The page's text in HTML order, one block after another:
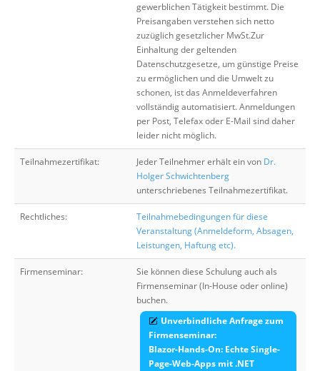
gewerblichen Tätigkeit bestimmt. Die
Preisangaben verstehen sich netto
zuzüglich gesetzlicher MwSt.Zur
Einhaltung der geltenden
Datenschutzgesetze, um günstige Preise
zu ermöglichen und die Umwelt zu
schonen, ist das Anmeldeverfahren
vollständig automatisiert. Anmeldungen
per Post, Telefax oder E-Mail sind daher
leider nicht möglich.
Teilnahmezertifikat: Jeder Teilnehmer erhält ein von Dr.
Holger Schwichtenberg
unterschriebenes Teilnahmezertifikat.
Rechtliches:
Teilnahmebedingungen für diese
Veranstaltung (Anmeldeform, Absagen,
Leistungen, Haftung etc).
Firmenseminar:
Sie können diese Schulung auch als
Firmenseminar (In-House oder online)
buchen.
Unverbindliche Anfrage zum
Firmenseminar:
Blazor-Hands-On: Echte Single-
Page-Web-Apps mit .NET